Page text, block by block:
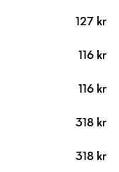
127 kr
116 kr
116 kr
318 kr
318 kr